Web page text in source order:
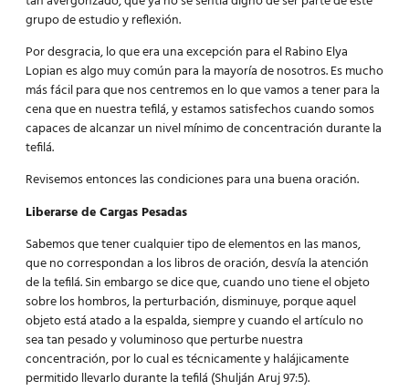
grupo de estudio y reflexión.
Por desgracia, lo que era una excepción para el Rabino Elya
Lopian es algo muy común para la mayoría de nosotros. Es mucho
más fácil para que nos centremos en lo que vamos a tener para la
cena que en nuestra tefilá, y estamos satisfechos cuando somos
capaces de alcanzar un nivel mínimo de concentración durante la
tefilá.
Revisemos entonces las condiciones para una buena oración.
Liberarse de Cargas Pesadas
Sabemos que tener cualquier tipo de elementos en las manos,
que no correspondan a los libros de oración, desvía la atención
de la tefilá. Sin embargo se dice que, cuando uno tiene el objeto
sobre los hombros, la perturbación, disminuye, porque aquel
objeto está atado a la espalda, siempre y cuando el artículo no
sea tan pesado y voluminoso que perturbe nuestra
concentración, por lo cual es técnicamente y halájicamente
permitido llevarlo durante la tefilá (Shulján Aruj 97:5).